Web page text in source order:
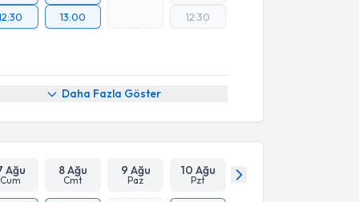
13:00
12:30
Daha Fazla Göster
Ağu
Cum
8 Ağu
Cmt
9 Ağu
Paz
10 Ağu
Pzt